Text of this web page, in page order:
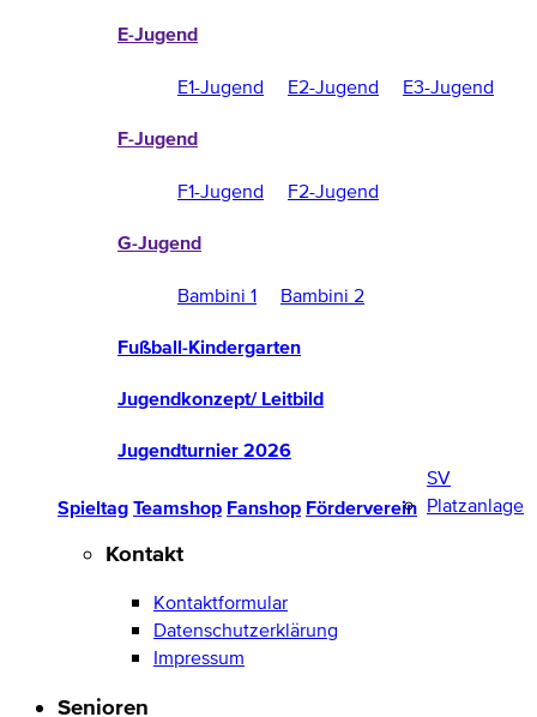
E-Jugend
E1-Jugend E2-Jugend E3-Jugend
F-Jugend
F1-Jugend F2-Jugend
G-Jugend
Bambini 1 Bambini 2
Fußball-Kindergarten
Jugendkonzept/ Leitbild
Jugendturnier 2026
Spieltag Teamshop Fanshop Förderverein
SV
Platzanlage
Kontakt
Kontaktformular
Datenschutzerklärung
Impressum
Senioren